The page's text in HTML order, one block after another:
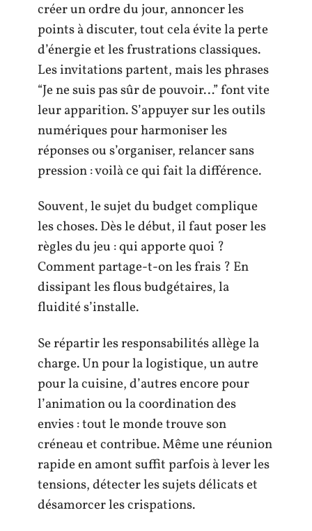
créer un ordre du jour, annoncer les
points à discuter, tout cela évite la perte
d’énergie et les frustrations classiques.
Les invitations partent, mais les phrases
“Je ne suis pas sûr de pouvoir…” font vite
leur apparition. S’appuyer sur les outils
numériques pour harmoniser les
réponses ou s’organiser, relancer sans
pression : voilà ce qui fait la différence.
Souvent, le sujet du budget complique
les choses. Dès le début, il faut poser les
règles du jeu : qui apporte quoi ?
Comment partage-t-on les frais ? En
dissipant les flous budgétaires, la
fluidité s’installe.
Se répartir les responsabilités allège la
charge. Un pour la logistique, un autre
pour la cuisine, d’autres encore pour
l’animation ou la coordination des
envies : tout le monde trouve son
créneau et contribue. Même une réunion
rapide en amont suffit parfois à lever les
tensions, détecter les sujets délicats et
désamorcer les crispations.